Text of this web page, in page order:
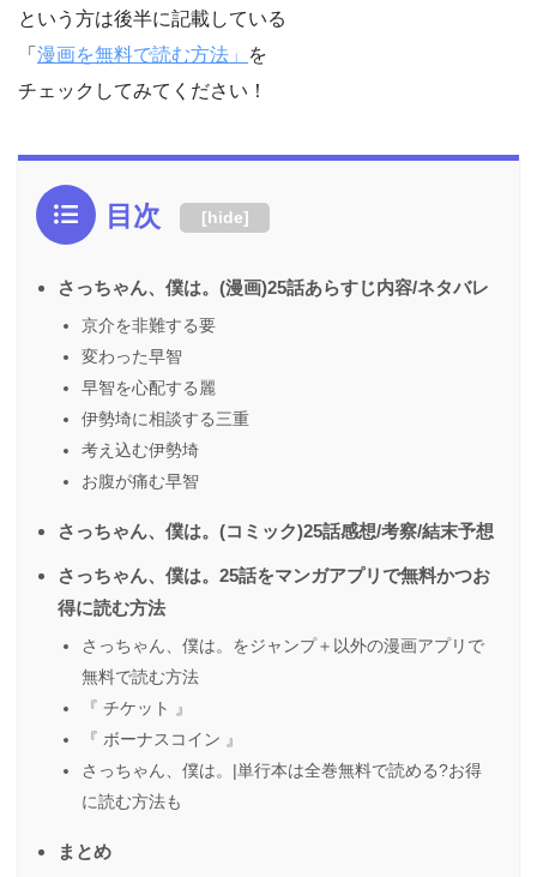
という方は後半に記載している
「 漫画を無料で読む方法」
を
チェックしてみてください！
目次 [hide]
さっちゃん、僕は。(漫画)25話あらすじ内容/ネタバレ
京介を非難する要
変わった早智
早智を心配する麗
伊勢埼に相談する三重
考え込む伊勢埼
お腹が痛む早智
さっちゃん、僕は。(コミック)25話感想/考察/結末予想
さっちゃん、僕は。25話をマンガアプリで無料かつお
得に読む方法
さっちゃん、僕は。をジャンプ＋以外の漫画アプリで
無料で読む方法
『 チケット 』
『 ボーナスコイン 』
さっちゃん、僕は。|単行本は全巻無料で読める?お得
に読む方法も
まとめ